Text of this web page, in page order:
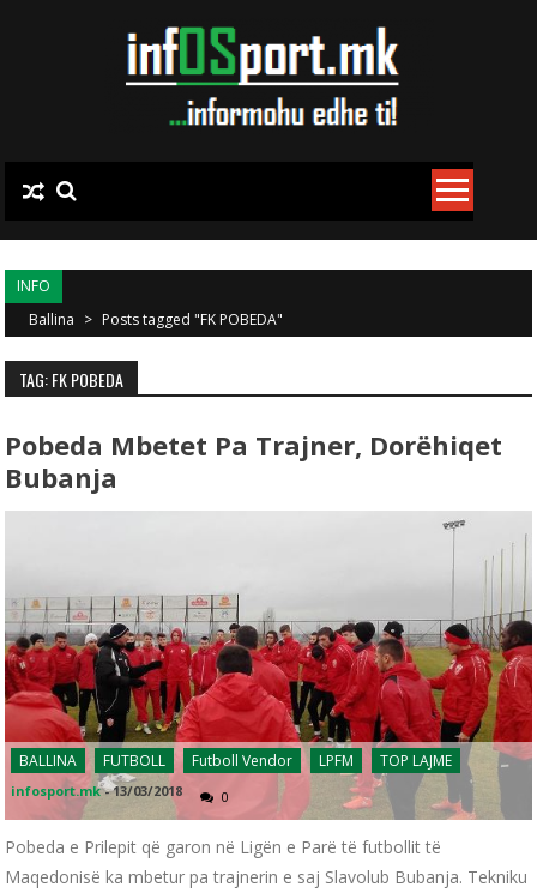
INFO
Ballina > Posts tagged "FK POBEDA"
TAG: FK POBEDA
Pobeda Mbetet Pa Trajner, Dorëhiqet
Bubanja
BALLINA FUTBOLL Futboll Vendor LPFM TOP LAJME
infosport.mk -13/03/2018 0
Pobeda e Prilepit që garon në Ligën e Parë të futbollit të
Maqedonisë ka mbetur pa trajnerin e saj Slavolub Bubanja. Tekniku